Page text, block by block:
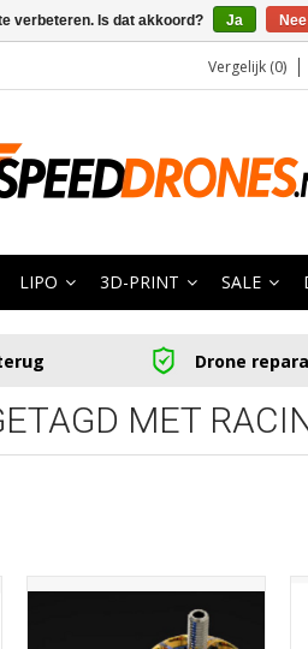
Vergelijk (0)
LIPO 3D-PRINT SALE
Drone
MET
verbeteren. Is dat akkoord? Ja Nee